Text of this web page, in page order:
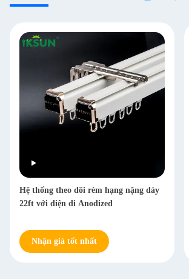
Hệ thống theo dõi rèm hạng nặng dày
22ft với điện di Anodized
Nhận giá tốt nhất